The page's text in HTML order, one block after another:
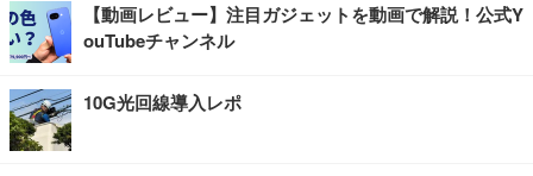
【動画レビュー】注目ガジェットを動画で解説！公式Y
ouTubeチャンネル
10G光回線導入レポ